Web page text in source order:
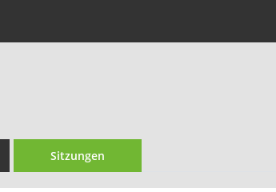
Sitzungen